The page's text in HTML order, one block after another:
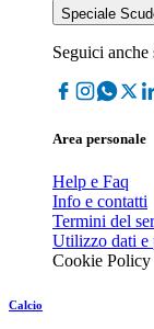
Speciale
Seguici anche
Area personale
Help e Faq
Info e contatti
Termini del
Utilizzo dati e
Cookie Policy
Calcio